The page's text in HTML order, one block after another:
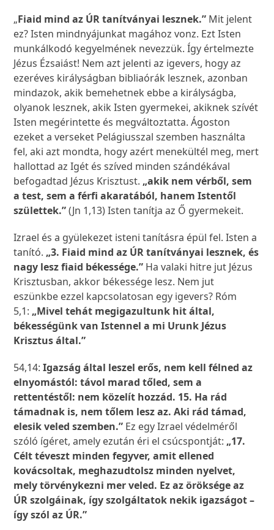
„Fiaid mind az ÚR tanítványai lesznek.” Mit jelent
ez? Isten mindnyájunkat magához vonz. Ezt Isten
munkálkodó kegyelmének nevezzük. Így értelmezte
Jézus Ézsaiást! Nem azt jelenti az igevers, hogy az
ezeréves királyságban bibliaórák lesznek, azonban
mindazok, akik bemehetnek ebbe a királyságba,
olyanok lesznek, akik Isten gyermekei, akiknek szívét
Isten megérintette és megváltoztatta. Ágoston
ezeket a verseket Pelágiusszal szemben használta
fel, aki azt mondta, hogy azért menekültél meg, mert
hallottad az Igét és szíved minden szándékával
befogadtad Jézus Krisztust. „akik nem vérből, sem
a test, sem a férfi akaratából, hanem Istentől
születtek.”(Jn 1,13) Isten tanítja az Ő gyermekeit.
Izrael és a gyülekezet isteni tanításra épül fel. Isten a
tanító. „3. Fiaid mind az ÚR tanítványai lesznek, és
nagy lesz fiaid békessége.” Ha valaki hitre jut Jézus
Krisztusban, akkor békessége lesz. Nem jut
eszünkbe ezzel kapcsolatosan egy igevers? Róm
5,1: „Mivel tehát megigazultunk hit által,
békességünk van Istennel a mi Urunk Jézus
Krisztus által.”
54,14: Igazság által leszel erős, nem kell félned az
elnyomástól: távol marad tőled, sem a
rettentéstől: nem közelít hozzád. 15. Ha rád
támadnak is, nem tőlem lesz az. Aki rád támad,
elesik veled szemben.” Ez egy Izrael védelméről
szóló ígéret, amely ezután éri el csúcspontját: „17.
Célt téveszt minden fegyver, amit ellened
kovácsoltak, meghazudtolsz minden nyelvet,
mely törvénykezni mer veled. Ez az öröksége az
ÚR szolgáinak, így szolgáltatok nekik igazságot –
így szól az ÚR.”